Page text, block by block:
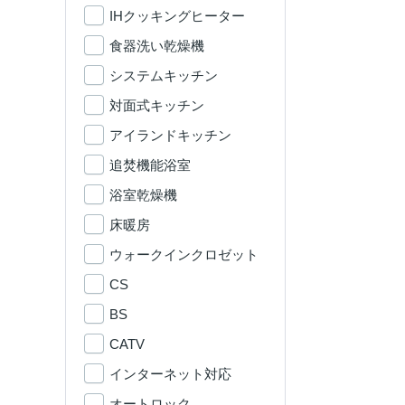
IHクッキングヒーター
食器洗い乾燥機
システムキッチン
対面式キッチン
アイランドキッチン
追焚機能浴室
浴室乾燥機
床暖房
ウォークインクロゼット
CS
BS
CATV
インターネット対応